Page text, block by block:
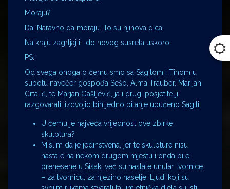
Moraju?
Da! Naravno da moraju. To su njihova dica.
Na kraju zagrljaj i… do novog susreta uskoro.
PS:
Od svega onoga o čemu smo sa Sagitom i Tinom u
subotu navečer gospođa Sešo, Alma Trauber, Marijan
Crtalić, te Marjan Gašljević, ja i drugi posjetitelji
razgovarali, izdvojio bih jedno pitanje upućeno Sagiti:
U čemu je najveća vrijednost ove zbirke
skulptura?
Mislim da je jedinstvena, jer te skulpture nisu
nastale na nekom drugom mjestu i onda bile
prenesene u Sisak, već su nastale unutar tvornice
– za tvornicu, za njezino naselje. Ljudi koji su